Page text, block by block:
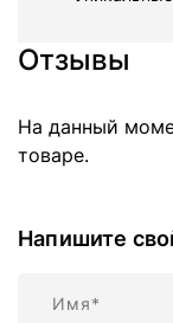
Отзывы
На данный
товаре.
Напишите